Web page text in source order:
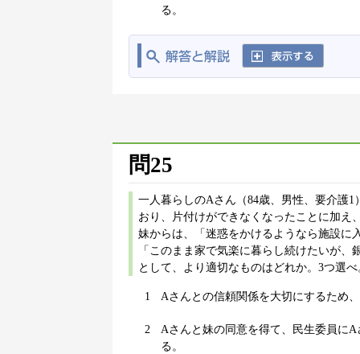
る。
問25
一人暮らしのAさん（84歳、男性、要介護
おり、片付けができなくなったことに加え
妹からは、「迷惑をかけるようなら施設に
「このまま家で気楽に暮らし続けたいが
として、より適切なものはどれか。3つ選べ
1 Aさんとの信頼関係を大切にするため
2
Aさんと妹の同意を得て、民生委員に
る。